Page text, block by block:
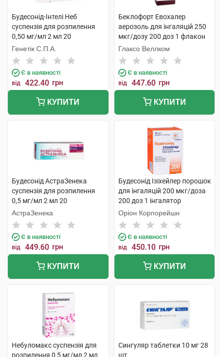
Будесонід-Інтелі Неб
суспензія для розпилення
0,50 мг/мл 2 мл 20
контейнерів
Генетік С.П.А.
Є в наявності
від 422.40 грн
КУПИТИ
Беклофорт Евохалер
аерозоль для інгаляцій 250
мкг/дозу 200 доз 1 флакон
Глаксо Веллком
Є в наявності
від 447.60 грн
КУПИТИ
Будесонід АстраЗенека
суспензія для розпилення
0,5 мг/мл 2 мл 20
контейнерів
АстраЗенека
Є в наявності
від 449.60 грн
КУПИТИ
Будесонід Ізіхейлер порошок
для інгаляцій 200 мкг/доза
200 доз 1 інгалятор
Оріон Корпорейшн
Є в наявності
від 450.10 грн
КУПИТИ
Небуломакс суспензія для
розпилення 0,5 мг/мл 2 мл
Сингуляр таблетки 10 мг 28
шт